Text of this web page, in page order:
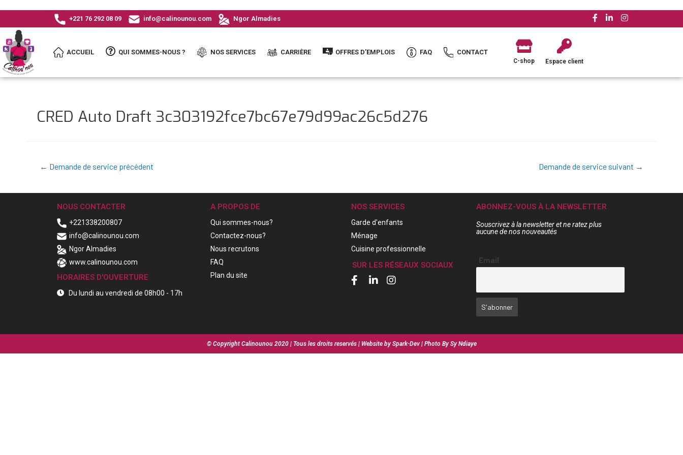
+221 76 292 08 09 info@calinounou.com Ngor Almadies
ACCUEIL QUI SOMMES-NOUS ? NOS SERVICES CARRIÈRE OFFRES D’EMPLOIS FAQ CONTACT
C-shop Espace client
CRED Auto Draft 3c303192fce7bc67e79d99ac26c5d276
← Demande de service précédent Demande de service suivant →
NOUS CONTACTER
+221338200807
info@calinounou.com
Ngor Almadies
www.calinounou.com
HORAIRES D'OUVERTURE
Du lundi au vendredi de 08h00 - 17h
A PROPOS DE
Qui sommes-nous?
Contactez-nous?
Nous recrutons
FAQ
Plan du site
NOS SERVICES
Garde d'enfants
Ménage
Cuisine professionnelle
SUR LES RÉSEAUX SOCIAUX
ABONNEZ-VOUS À LA NEWSLETTER
Souscrivez à la newsletter et ne ratez plus
aucune de nos nouveautés
Email
© Copyright Calinounou 2020 | Tous les droits reservés | Website by Spark-Dev | Photo By Sy Ndiaye